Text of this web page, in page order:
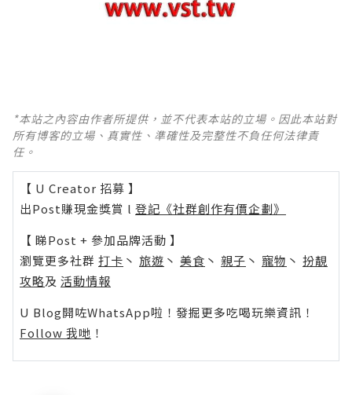
*本站之內容由作者所提供，並不代表本站的立場。因此本站對
所有博客的立場、真實性、準確性及完整性不負任何法律責
任。
【 U Creator 招募 】
出Post賺現金獎賞 l 登記《社群創作有價企劃》
【 睇Post + 參加品牌活動 】
瀏覽更多社群 打卡 丶 旅遊 丶 美食 丶 親子 丶 寵物 丶 扮靚
攻略及 活動情報
U Blog開咗WhatsApp啦！發掘更多吃喝玩樂資訊！
Follow 我哋 ！